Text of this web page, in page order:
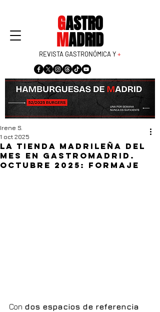
GASTRO
MADRID
REVISTA GASTRONÓMICA Y+
La tienda madrileña del
mes en GastroMadrid.
Octubre 2025: Formaje
Irene S.
1 oct 2025
Con dos espacios de referencia